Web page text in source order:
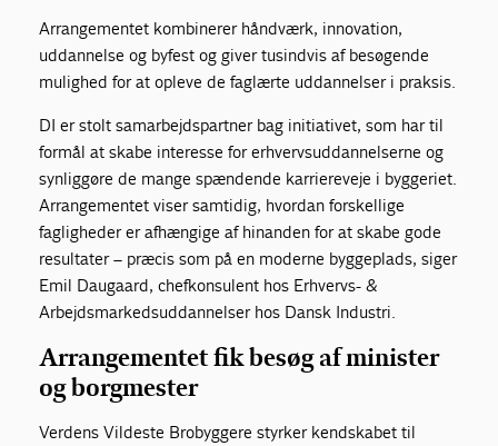
Arrangementet kombinerer håndværk, innovation,
uddannelse og byfest og giver tusindvis af besøgende
mulighed for at opleve de faglærte uddannelser i praksis.
DI er stolt samarbejdspartner bag initiativet, som har til
formål at skabe interesse for erhvervsuddannelserne og
synliggøre de mange spændende karriereveje i byggeriet.
Arrangementet viser samtidig, hvordan forskellige
fagligheder er afhængige af hinanden for at skabe gode
resultater – præcis som på en moderne byggeplads, siger
Emil Daugaard, chefkonsulent hos Erhvervs- &
Arbejdsmarkedsuddannelser hos Dansk Industri.
Arrangementet fik besøg af minister
og borgmester
Verdens Vildeste Brobyggere styrker kendskabet til